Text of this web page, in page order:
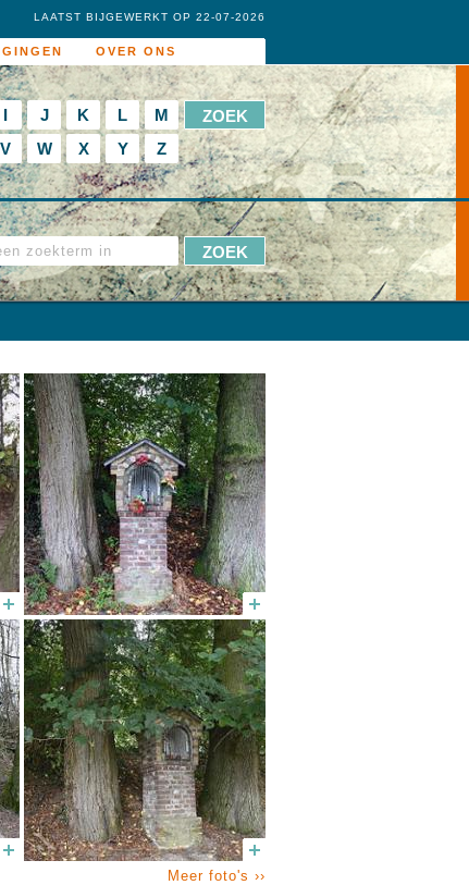
OVER ONS
LAATST BIJGEWERKT OP 22-07-2026
I J K L
M
V W X Y Z
Meer foto's ››